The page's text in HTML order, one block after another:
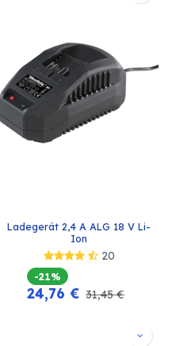
Ladegerät 2,4 A ALG 18 V Li-
Ion
20
-21%
24,76 € 31,45€